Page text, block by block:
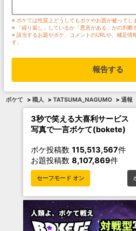
※ ボケては性質上どうしてもボケやお題が被ってし
※ 「繰り返し」しているか「悪意がある」かの判断
※ 該当するお題やボケ、コメントのURLや、補足情
す。
報告する
ボケて > 職人 > TATSUMA_NAGUMO > 通報
3秒で笑える大喜利サービス
写真で一言ボケて(bokete)
ボケ投稿数 115,513,567件
お題投稿数 8,107,869件
セーフモード オン